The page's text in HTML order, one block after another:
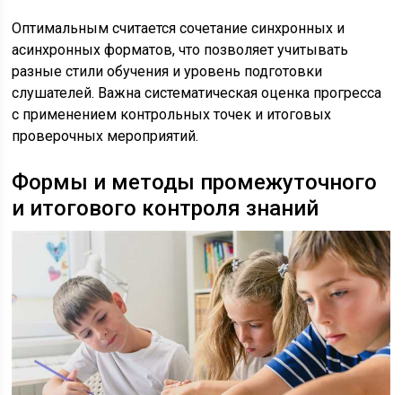
Оптимальным считается сочетание синхронных и
асинхронных форматов, что позволяет учитывать
разные стили обучения и уровень подготовки
слушателей. Важна систематическая оценка прогресса
с применением контрольных точек и итоговых
проверочных мероприятий.
Формы и методы промежуточного
и итогового контроля знаний